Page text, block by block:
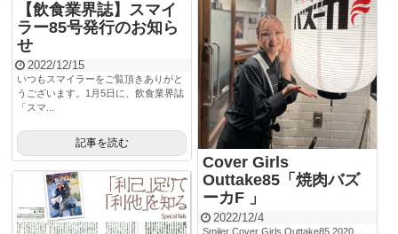
【飲食業界誌】スマイ
ラー85号発行のお知ら
せ
2022/12/15
いつもスマイラーをご覧頂きありがと
うございます。1月5日に、飲食業界誌
「スマ...
記事を読む
Cover Girls
Outtake85「焼肉バズ
ーカF 」
2022/12/4
Smiler Cover Girls Outtake85 2020...